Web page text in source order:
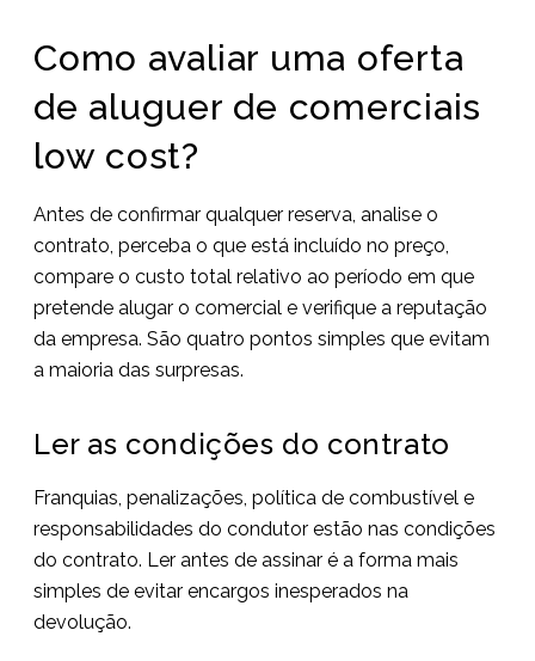
Como avaliar uma oferta
de aluguer de comerciais
low cost?
Antes de confirmar qualquer reserva, analise o
contrato, perceba o que está incluído no preço,
compare o custo total relativo ao período em que
pretende alugar o comercial e verifique a reputação
da empresa. São quatro pontos simples que evitam
a maioria das surpresas.
Ler as condições do contrato
Franquias, penalizações, política de combustível e
responsabilidades do condutor estão nas condições
do contrato. Ler antes de assinar é a forma mais
simples de evitar encargos inesperados na
devolução.